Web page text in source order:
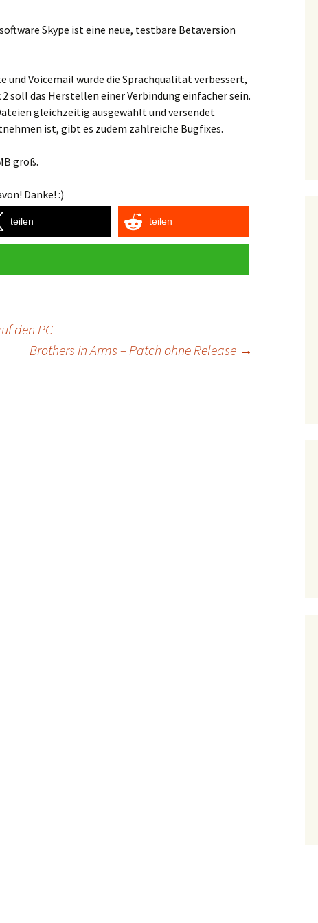
Skype ist eine neue, testbare Betaversion
Voicemail wurde die Sprachqualität verbessert,
soll das Herstellen einer Verbindung einfacher sein.
gleichzeitig ausgewählt und versendet
ist, gibt es zudem zahlreiche Bugfixes.
groß.
Danke! :)
teilen teilen
den PC
Brothers in Arms – Patch ohne Release →